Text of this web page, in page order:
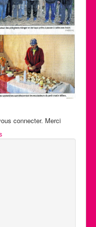
connecter. Merci